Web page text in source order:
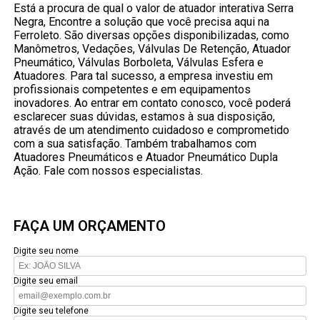
Está a procura de qual o valor de atuador interativa Serra
Negra, Encontre a solução que você precisa aqui na
Ferroleto. São diversas opções disponibilizadas, como
Manômetros, Vedações, Válvulas De Retenção, Atuador
Pneumático, Válvulas Borboleta, Válvulas Esfera e
Atuadores. Para tal sucesso, a empresa investiu em
profissionais competentes e em equipamentos
inovadores. Ao entrar em contato conosco, você poderá
esclarecer suas dúvidas, estamos à sua disposição,
através de um atendimento cuidadoso e comprometido
com a sua satisfação. Também trabalhamos com
Atuadores Pneumáticos e Atuador Pneumático Dupla
Ação. Fale com nossos especialistas.
FAÇA UM ORÇAMENTO
Digite seu nome
Digite seu email
Digite seu telefone